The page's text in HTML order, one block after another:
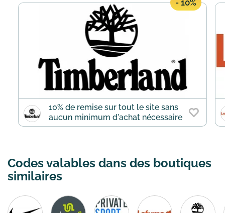
- 10%
10% de remise sur tout le site sans
aucun minimum d'achat nécessaire
Codes valables dans des boutiques
similaires